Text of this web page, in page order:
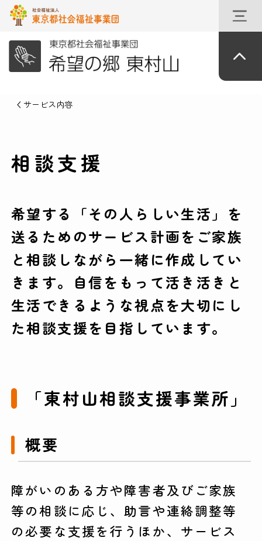
サービス内容
相談支援
希望する「その人らしい生活」を
送るためのサービス計画をご家族
と相談しながら一緒に作成してい
きます。自信をもって活き活きと
生活できるような視点を大切にし
た相談支援を目指しています。
「東村山相談支援事業所」
概要
障がいのある方や障害者及びご家族
等の相談に応じ、助言や連絡調整等
の必要な支援を行うほか、サービス